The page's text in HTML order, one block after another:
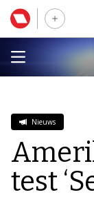
Nieuws
test